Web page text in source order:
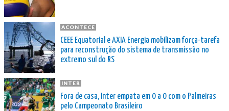
ACONTECE
CEEE Equatorial e AXIA Energia mobilizam força-tarefa
para reconstrução do sistema de transmissão no
extremo sul do RS
INTER
Fora de casa, Inter empata em 0 a 0 com o Palmeiras
pelo Campeonato Brasileiro